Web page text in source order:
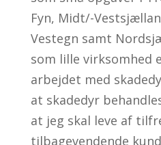
Fyn, Midt/-
Vestegn samt
som lille virksomhed
arbejdet med
at skadedyr
at jeg skal leve af
tilbagevendende